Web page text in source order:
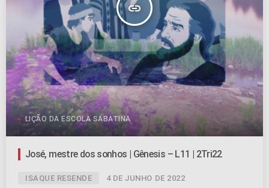
insert_link
LIÇÃO DA ESCOLA SABATINA
José, mestre dos sonhos | Gênesis – L11 | 2Tri22
ISAQUE RESENDE 4 DE JUNHO DE 2022